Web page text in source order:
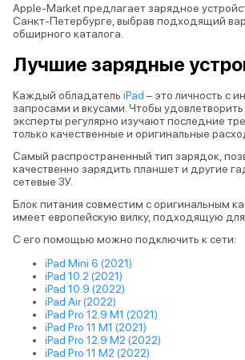
Apple-Market предлагает зарядное
Санкт-Петербурге, выбрав подходящий
обширного каталога.
Лучшие зарядные
Каждый обладатель iPad – это личность с
запросами и вкусами. Чтобы
эксперты регулярно изучают последние
только качественные и оригинальные
Самый распространенный тип зарядок,
качественно зарядить планшет и другие
сетевые ЗУ.
Блок питания совместим с оригинальным
имеет европейскую вилку, подходящую для
С его помощью можно подключить к сети:
iPad Mini 6 (2021)
iPad 10.2 (2021)
iPad 10.9 (2022)
iPad Air (2022)
iPad Pro 12.9 M1 (2021)
iPad Pro 11 M1 (2021)
iPad Pro 12.9 M2 (2022)
iPad Pro 11 M2 (2022)